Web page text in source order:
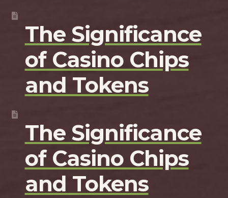
The Significance
of Casino Chips
and Tokens
The Significance
of Casino Chips
and Tokens